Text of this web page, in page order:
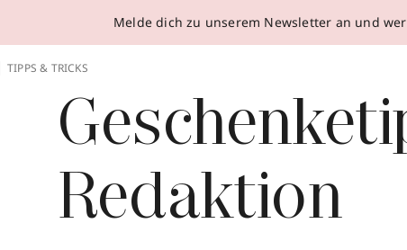
Melde dich zu unserem Newsletter an und
TIPPS & TRICKS
Redaktion